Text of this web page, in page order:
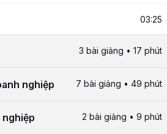
03:25
3 bài giảng • 17 phút
nghiệp 7 bài giảng • 49 phút
2 bài giảng • 9 phút